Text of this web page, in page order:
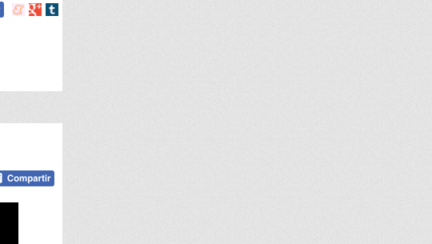
Compartir
Compartir
Compartir